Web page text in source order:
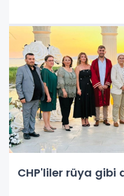
CHP'liler rüya gibi